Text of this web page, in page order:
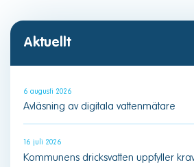
Aktuellt
6 augusti 2026
Avläsning av digitala vattenmätare
16 juli 2026
Kommunens dricksvatten uppfyller